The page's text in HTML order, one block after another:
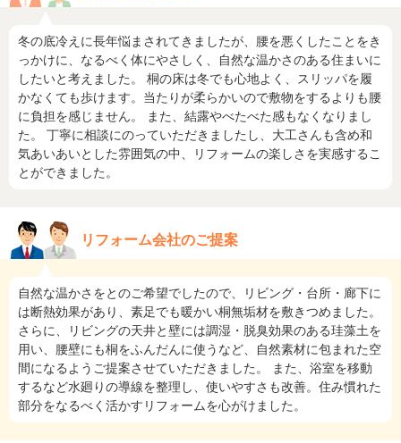
冬の底冷えに長年悩まされてきましたが、腰を悪くしたことをき
っかけに、なるべく体にやさしく、自然な温かさのある住まいに
したいと考えました。 桐の床は冬でも心地よく、スリッパを履
かなくても歩けます。当たりが柔らかいので敷物をするよりも腰
に負担を感じません。 また、結露やべたべた感もなくなりまし
た。 丁寧に相談にのっていただきましたし、大工さんも含め和
気あいあいとした雰囲気の中、リフォームの楽しさを実感するこ
とができました。
リフォーム会社のご提案
自然な温かさをとのご希望でしたので、リビング・台所・廊下に
は断熱効果があり、素足でも暖かい桐無垢材を敷きつめました。
さらに、リビングの天井と壁には調湿・脱臭効果のある珪藻土を
用い、腰壁にも桐をふんだんに使うなど、自然素材に包まれた空
間になるようご提案させていただきました。 また、浴室を移動
するなど水廻りの導線を整理し、使いやすさも改善。住み慣れた
部分をなるべく活かすリフォームを心がけました。